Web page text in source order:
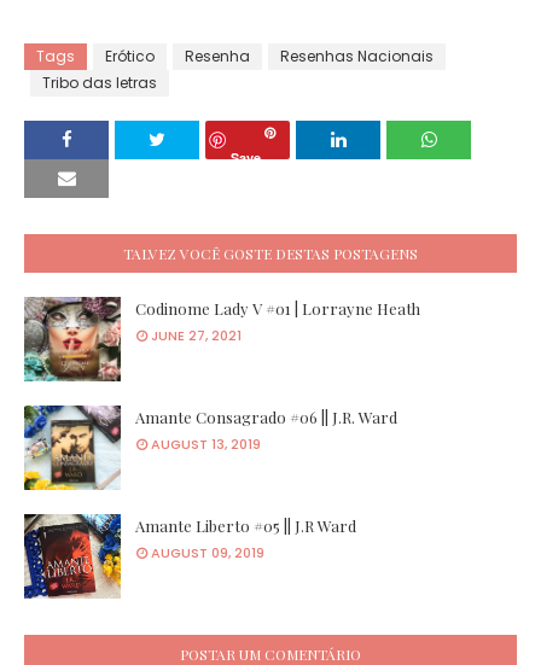
Tags Erótico Resenha
Resenhas Nacionais
Tribo das letras
Save
TALVEZ VOCÊ GOSTE DESTAS POSTAGENS
Codinome Lady V #01 | Lorrayne Heath
JUNE 27, 2021
Amante Consagrado #06 || J.R. Ward
AUGUST 13, 2019
Amante Liberto #05 || J.R Ward
AUGUST 09, 2019
POSTAR UM COMENTÁRIO